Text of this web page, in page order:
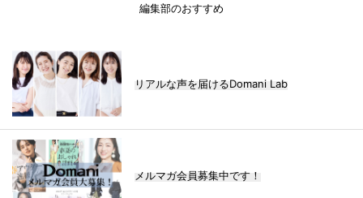
編集部のおすすめ
リアルな声を届けるDomani Lab
メルマガ会員募集中です！